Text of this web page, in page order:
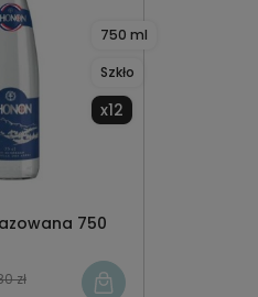
750
750 ml
Szkło
x12
zł